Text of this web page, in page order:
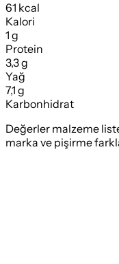
61 kcal
Kalori
1 g
Protein
3,3 g
Yağ
7,1 g
Karbonhidrat
Değerler malzeme
marka ve pişirme